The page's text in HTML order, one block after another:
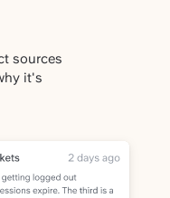
sources
it's